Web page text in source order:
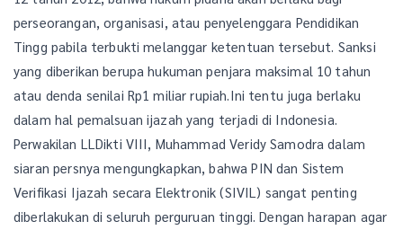
perseorangan, organisasi, atau penyelenggara Pendidikan
Tingg pabila terbukti melanggar ketentuan tersebut. Sanksi
yang diberikan berupa hukuman penjara maksimal 10 tahun
atau denda senilai Rp1 miliar rupiah.Ini tentu juga berlaku
dalam hal pemalsuan ijazah yang terjadi di Indonesia.
Perwakilan LLDikti VIII, Muhammad Veridy Samodra dalam
siaran persnya mengungkapkan, bahwa PIN dan Sistem
Verifikasi Ijazah secara Elektronik (SIVIL) sangat penting
diberlakukan di seluruh perguruan tinggi. Dengan harapan agar